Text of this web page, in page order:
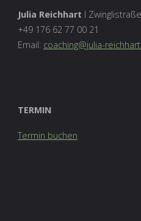
Julia Reichhart I
+49 176 62 77 00 21‬
Email: coaching@julia-
TERMIN
Termin buchen